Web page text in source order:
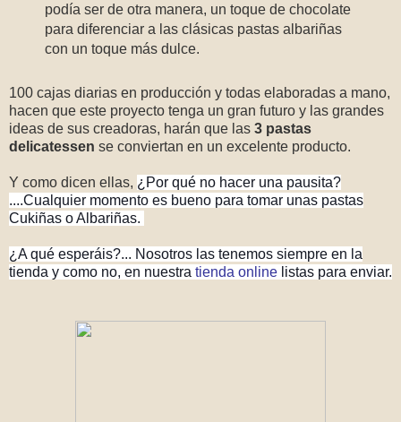
podía ser de otra manera, un toque de chocolate
para diferenciar a las clásicas pastas albariñas
con un toque más dulce.
100 cajas diarias en producción y todas elaboradas a mano,
hacen que este proyecto tenga un gran futuro y las grandes
ideas de sus creadoras, harán que las 3 pastas
delicatessen se conviertan en un excelente producto.
Y como dicen ellas, ¿Por qué no hacer una pausita?
....Cualquier momento es bueno para tomar unas pastas
Cukiñas o Albariñas.
¿A qué esperáis?... Nosotros las tenemos siempre en la
tienda y como no, en nuestra tienda online listas para enviar.